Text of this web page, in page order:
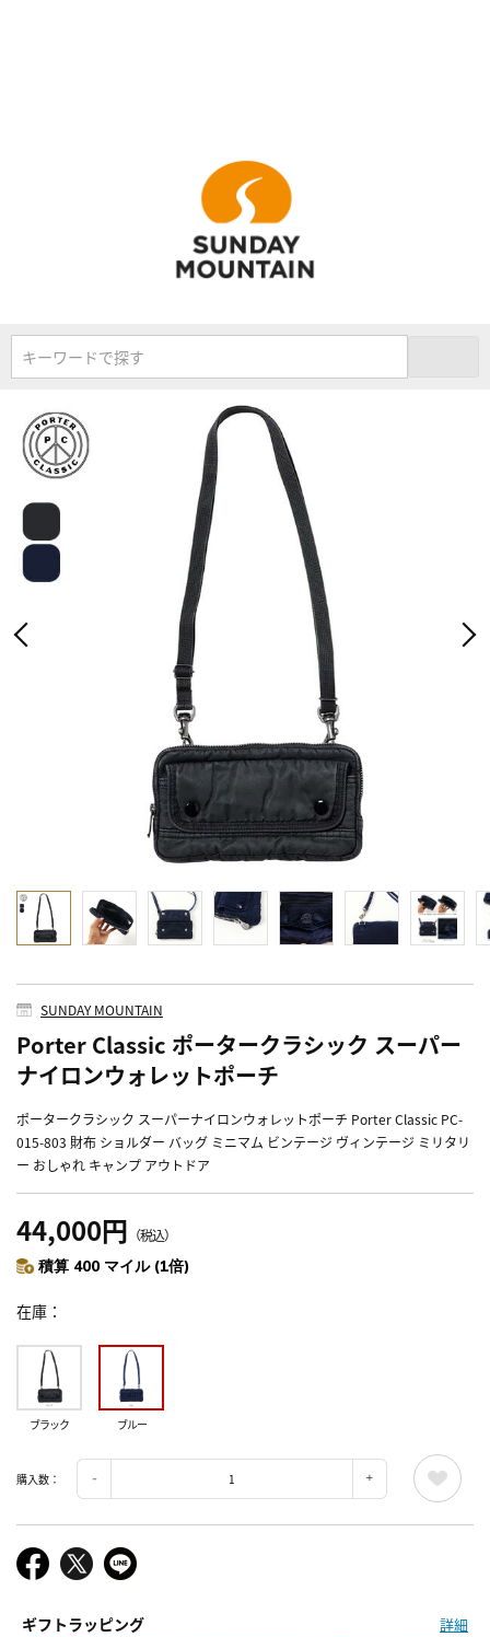
キーワードで探す
SUNDAY MOUNTAIN
Porter Classic ポータークラシック スーパー
ナイロンウォレットポーチ
ポータークラシック スーパーナイロンウォレットポーチ Porter Classic PC-
015-803 財布 ショルダー バッグ ミニマム ビンテージ ヴィンテージ ミリタリ
ー おしゃれ キャンプ アウトドア
44,000円 （税込）
積算 400 マイル (1倍)
在庫
ブラック ブルー
購入数：
ギフトラッピング 詳細